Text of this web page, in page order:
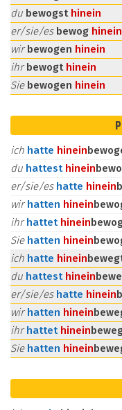
du bewogst hinein
er/sie/es bewog hinein
wirbewogen hinein
ihrbewogt hinein
Sie bewogen hinein
ich hatte hinein
du hattest hinein
er/sie/es hatte hinein
wirhatten hinein
ihrhattet hinein
Sie hatten hinein
ich hatte hinein
du hattest hinein
er/sie/es hatte hinein
wirhatten hinein
ihrhattet hinein
Sie hatten hinein